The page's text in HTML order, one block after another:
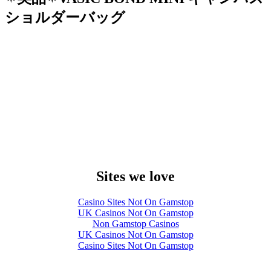
ショルダーバッグ
Sites we love
Casino Sites Not On Gamstop
UK Casinos Not On Gamstop
Non Gamstop Casinos
UK Casinos Not On Gamstop
Casino Sites Not On Gamstop